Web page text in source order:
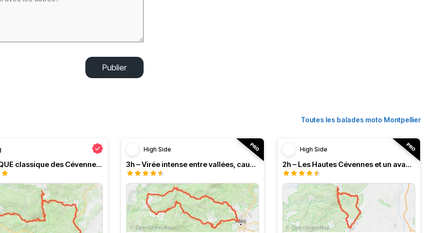
Publier
Toutes les balades moto Montpellier
Le PRESQUE classique des Cévennes par Greg
High Side
3h – Virée intense entre vallées, causses et monts (HSRF24)
High Side
2h – Les Hautes Cévennes et un avant-goût d'Ardèche (HSRF24)